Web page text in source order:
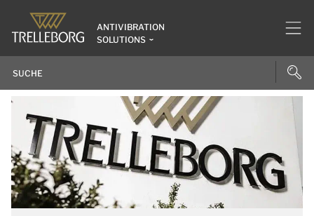
ANTIVIBRATION
SOLUTIONS